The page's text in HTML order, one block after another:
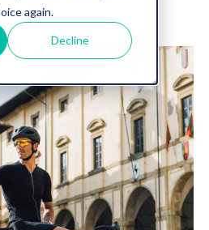
again.
Decline